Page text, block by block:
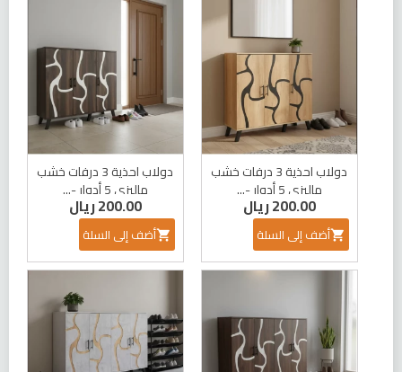
دولاب احذية 3 درفات خشب
ماليزي 5 أدوار -...
200.00 ريال
أضف إلى السلة
دولاب احذية 3 درفات خشب
ماليزي 5 أدوار -...
200.00 ريال
أضف إلى السلة